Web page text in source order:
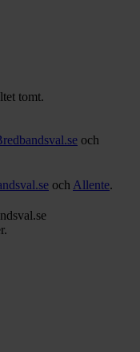
tomt.
och
och Allente.